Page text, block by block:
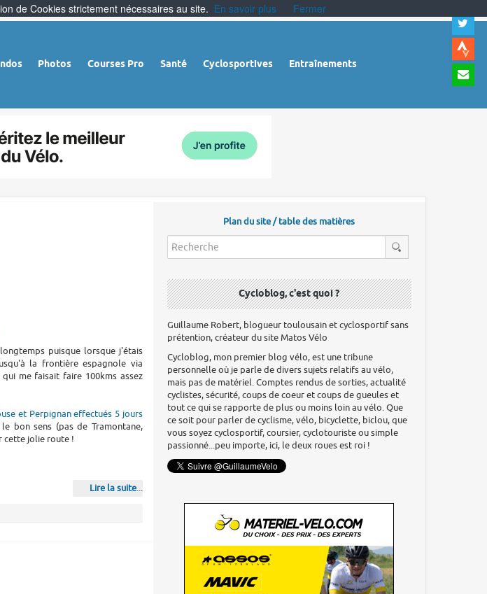
Photos Courses Pro Santé Cyclosportives Entraînements
à
puisque lorsque j'étais
la frontière espagnole via
me faisait faire 100kms assez
et Perpignan effectués 5 jours
bon sens (pas de Tramontane,
cette jolie route !
Lire la suite...
Plan du site / table des matières
Cycloblog, c'est quoi ?
Guillaume Robert, blogueur toulousain et cyclosportif sans
prétention, créateur du site Matos Vélo
Cycloblog, mon premier blog vélo, est une tribune
personnelle où je parle de divers sujets relatifs au vélo,
mais pas de matériel. Comptes rendus de sorties, actualité
cyclistes, sécurité, coups de coeur et coups de gueules et
tout ce qui se rapporte de plus ou moins loin au vélo. Que
ce soit pour parler de cyclisme, vélo, bicyclette, biclou, que
vous soyez cyclosportif, coursier, cyclotouriste ou simple
passionné...peu importe, ici, le deux roues est roi !
de Cookies strictement nécessaires au site. En savoir plus Fermer